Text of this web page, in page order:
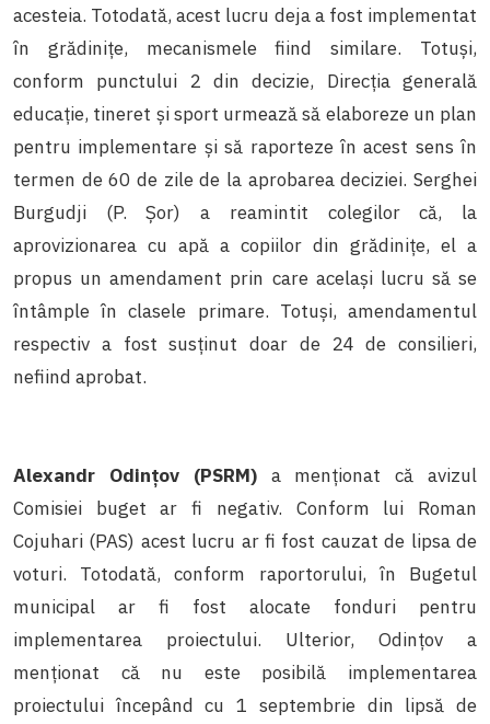
acesteia. Totodată, acest lucru deja a fost implementat
în grădinițe, mecanismele fiind similare. Totuși,
conform punctului 2 din decizie, Direcția generală
educație, tineret și sport urmează să elaboreze un plan
pentru implementare și să raporteze în acest sens în
termen de 60 de zile de la aprobarea deciziei. Serghei
Burgudji (P. Șor) a reamintit colegilor că, la
aprovizionarea cu apă a copiilor din grădinițe, el a
propus un amendament prin care același lucru să se
întâmple în clasele primare. Totuși, amendamentul
respectiv a fost susținut doar de 24 de consilieri,
nefiind aprobat.
Alexandr Odințov (PSRM) a menționat că avizul
Comisiei buget ar fi negativ. Conform lui Roman
Cojuhari (PAS) acest lucru ar fi fost cauzat de lipsa de
voturi. Totodată, conform raportorului, în Bugetul
municipal ar fi fost alocate fonduri pentru
implementarea proiectului. Ulterior, Odințov a
menționat că nu este posibilă implementarea
proiectului începând cu 1 septembrie din lipsă de